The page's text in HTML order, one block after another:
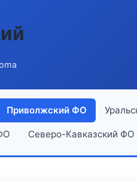
Приволжский ФО
Северо-Кавказский ФО